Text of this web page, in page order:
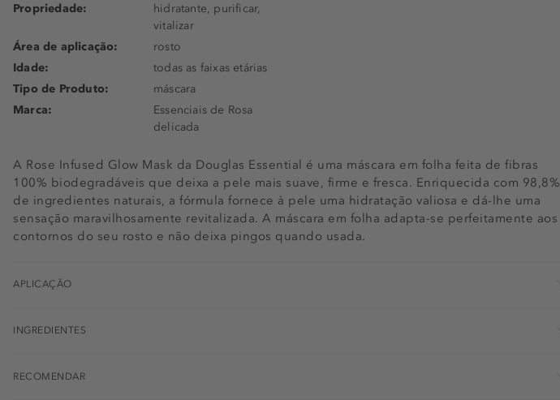
A Rose Infused Glow Mask da Douglas Essential é uma máscara em folha feita de fibras
100% biodegradáveis que deixa a pele mais suave, firme e fresca. Enriquecida com 98,8%
de ingredientes naturais, a fórmula fornece à pele uma hidratação valiosa e dá-lhe uma
sensação maravilhosamente revitalizada. A máscara em folha adapta-se perfeitamente aos
contornos do seu rosto e não deixa pingos quando usada.
Propriedade:
hidratante, purificar,
vitalizar
Área de aplicação:
rosto
Idade:
todas as faixas etárias
Tipo de Produto:
máscara
Marca:
Essenciais de Rosa
delicada
APLICAÇÃO
INGREDIENTES
RECOMENDAR